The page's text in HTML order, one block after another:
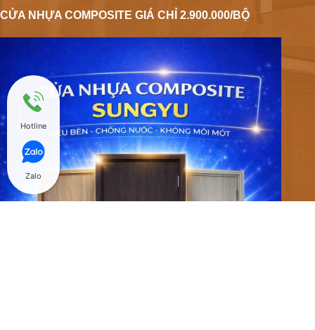
CỬA NHỰA COMPOSITE GIÁ CHỈ 2.900.000/BỘ
Hotline
Zalo